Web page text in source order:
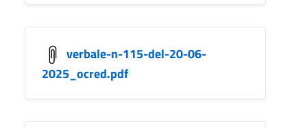
verbale-n-115-del-20-06-
2025_ocred.pdf